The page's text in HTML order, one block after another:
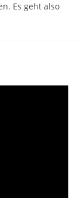
Es geht also